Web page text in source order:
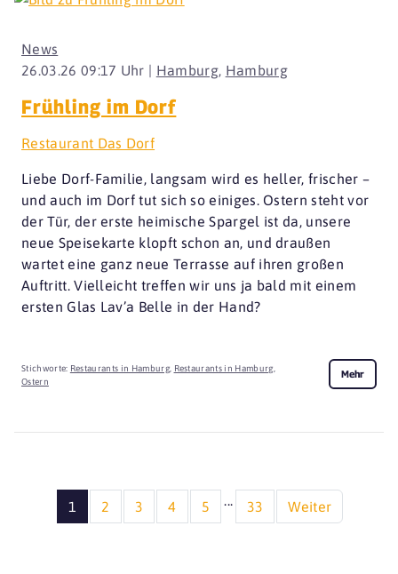
26.03.26 09:17 Uhr | Hamburg, Hamburg
News
Frühling im Dorf
Restaurant Das Dorf
Liebe Dorf-Familie, langsam wird es heller, frischer –
und auch im Dorf tut sich so einiges. Ostern steht vor
der Tür, der erste heimische Spargel ist da, unsere
neue Speisekarte klopft schon an, und draußen
wartet eine ganz neue Terrasse auf ihren großen
Auftritt. Vielleicht treffen wir uns ja bald mit einem
ersten Glas Lav’a Belle in der Hand?
Stichworte: Restaurants in Hamburg, Restaurants in Hamburg
Ostern
Mehr
1 2 3 4 5 ... 33 Weiter